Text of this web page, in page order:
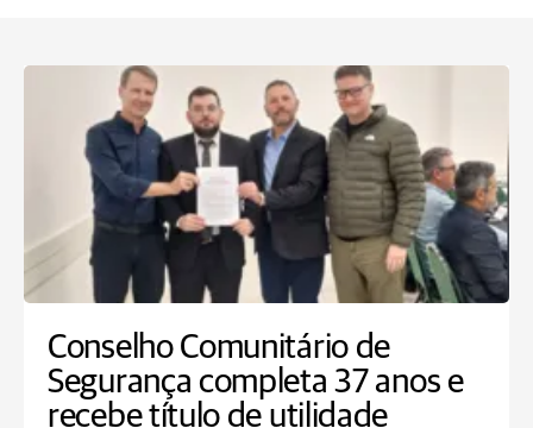
Conselho Comunitário de
Segurança completa 37 anos e
recebe título de utilidade